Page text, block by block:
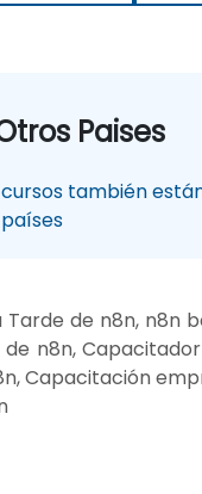
Paises
cursos también
de n8n, n8n
n8n,
Capacitación